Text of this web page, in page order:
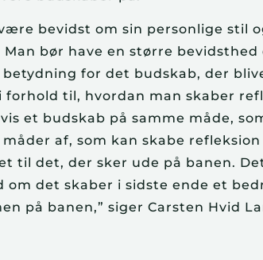
bevidst om sin personlige stil
Man bør have en større
for det budskab, der
forhold til, hvordan man skaber
et budskab på samme måde,
af, som kan skabe
til det, der sker ude på banen.
om det skaber i sidste ende et
på banen,” siger Carsten Hvid